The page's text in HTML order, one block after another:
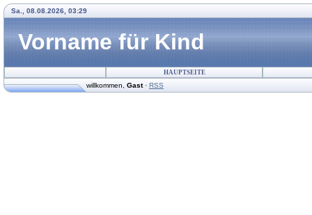
Sa., 08.08.2026, 03:29
Vorname für Kind
HAUPTSEITE
willkommen Gast· RSS